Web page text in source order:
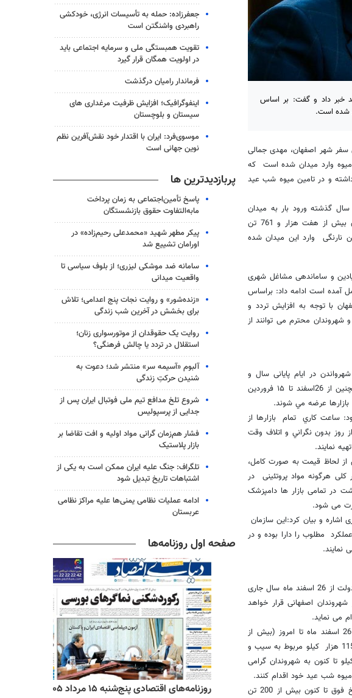
خبر داد و گفت: بر اساس
شده است.
سفر شهر اصفهان، مهدی جمالی
ماه سال جاری بیش از 21 هزار و 750 تن انواع میوه وارد میدان شده است که
مشابه در سال گذشته 100 درصد افزایش داشته و در تامین میوه شب عید
گذشته ورود بار به میدان
نسبت شاهد ورود چند برابری میوه به میدان میوه و تربار بوده ایم چنانچه تا کنون بیش از هفت هزار و 761 تن
چهار هزار و 808 تن انواع سیب درختی، یک هزار و 662 تن خیار و 617 تن نارنگی وارد این میدان شده
و ساماندهی مشاغل شهری
آمده است ادامه داد: براساس
با توجه به افزایش تردد و
شهروندان محترم می توانند از
در ایام پایانی سال و
نوروز95 گفت: در بازارهاي روز كوثر تمامي كالاهاي مورد نياز مردم وجود دارد و همچنين از 26اسفند تا ۱۵ فروردين
عرضه مي شوند.
ساعت كاري تمام بازارها از
از روز بدون نگراني و اتلاف وقت
نمايند.
از لحاظ قيمت به صورت کامل،
هرگونه مواد پروتئینی در
در تمامی بازار ها دامپزشک
می شود.
و بیان کرد:این سازمان
مطلوب را دارا بوده و در
.
وی افزود: سیب و پرتقال به عنوان دو میوه پر مصرف در ایام نوروز با قیمت مصوب دولت از 26 اسفند ماه سال جاری
شهروندان اصفهانی قرار خواهد
می نماید.
جمالی نژاد در ارتباط با میزان بار عرضه شده در بازار های روز کوثر گفت: از تاریخ 26 اسفند ماه تا امروز (بیش از
321هزار کیلو میوه دولتی وارد بازارهای تحت نظارت شهرداری شده است که بیش از 115 هزار کیلو مربوط به سیب و
پرتقال می باشد و از این میزان تا کنون بیش از 190 هزار کیلو تا کنون به شهروندان گرامی
شب عید خود اقدام کنند.
شهردار اصفهان اظهار داشت، در کنار عرضه میوه دولتی در بازرهای روز کوثر در تاریخ فوق تا کنون بیش از 200 تن
جعفرزاده: حمله به تأسیسات انرژی، خودکشی
راهبردی واشنگتن است
تقویت همبستگی ملی و سرمایه اجتماعی باید
در اولویت همگان قرار گیرد
فرماندار رامیان درگذشت
اینفوگرافیک؛ افزایش ظرفیت مرغداری های
سیستان و بلوچستان
موسوی‌فرد: ایران با اقتدار خود نقش‌آفرین نظم
نوین جهانی است
پربازدیدترین ها
پاسخ تأمین‌اجتماعی به زمان پرداخت
مابه‌التفاوت حقوق بازنشستگان
پیکر مطهر شهید «محمدعلی رحیم‌زاده» در
اورامان تشییع شد
سامانه ضد موشکی لیزری؛ از بلوف سیاسی تا
واقعیت میدانی
«زنده‌شور» و روایت نجات پنج اعدامی؛ تلاش
برای بخشش در آخرین شب زندگی
روایت یک حقوقدان از موتورسواری زنان؛
استقلال در تردد یا چالش فرهنگی؟
آلبوم «آسیمه سر» منتشر شد؛ دعوت به
شنیدن حرکتِ زندگی
شروع تلخ مدافع تیم ملی فوتبال ایران پس از
جدایی از پرسپولیس
فشار هم‌زمان گرانی مواد اولیه و افت تقاضا بر
بازار پلاستیک
تلگراف: جنگ علیه ایران ممکن است به یکی از
اشتباهات تاریخ تبدیل شود
ادامه عملیات نظامی یمنی‌ها علیه مراکز نظامی
عربستان
صفحه اول روزنامه‌ها
پنج‌شنبه ۱۵ مرداد ۱۴۰۵ روزنامه‌های اقتصادی پنج‌شنبه ۱۵ مرداد ۱۴۰۵